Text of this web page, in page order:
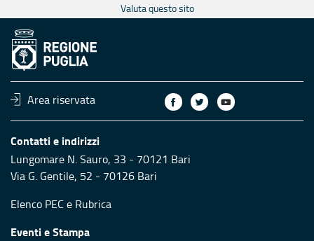
Valuta questo sito
Area riservata
Contatti e indirizzi
Lungomare N. Sauro, 33 - 70121 Bari
Via G. Gentile, 52 - 70126 Bari
Elenco PEC e Rubrica
Eventi e Stampa